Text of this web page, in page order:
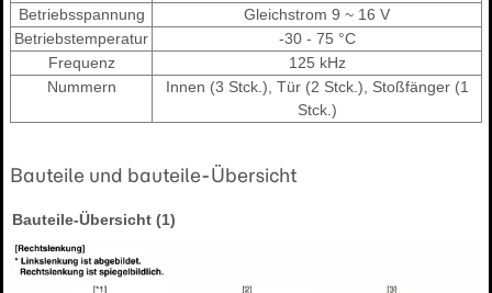
Betriebsspannung
Gleichstrom 9 ~ 16 V
Betriebstemperatur
-30 - 75 °C
Frequenz
125 kHz
Nummern
Innen (3 Stck.), Tür (2 Stck.), Stoßfänger (1
Stck.)
Bauteile und bauteile-Übersicht
Bauteile-Übersicht (1)